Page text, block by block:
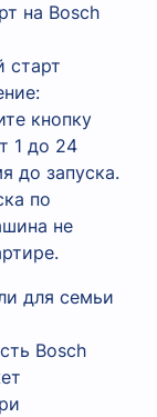
на Bosch
старт
кнопку
1 до 24
до запуска.
по
не
для семьи
Bosch